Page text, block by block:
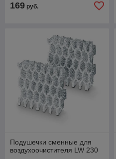
169 руб.
Подушечки сменные для
воздухоочистителя LW 230